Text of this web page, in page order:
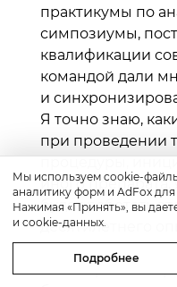
практикумы по
симпозиумы,
квалификации
командой дали
и
Я точно знаю,
при проведении
процедуры,
иного
будет работать
десятилетнего
результаты
от конкретной
Мы используем cookie-
аналитику форм и AdFox
Нажимая «Принять», вы
и cookie-данных.
Подробнее